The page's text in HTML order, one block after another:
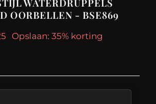
WATERDRUPPELS
OORBELLEN - BSE869
Opslaan: 35% korting